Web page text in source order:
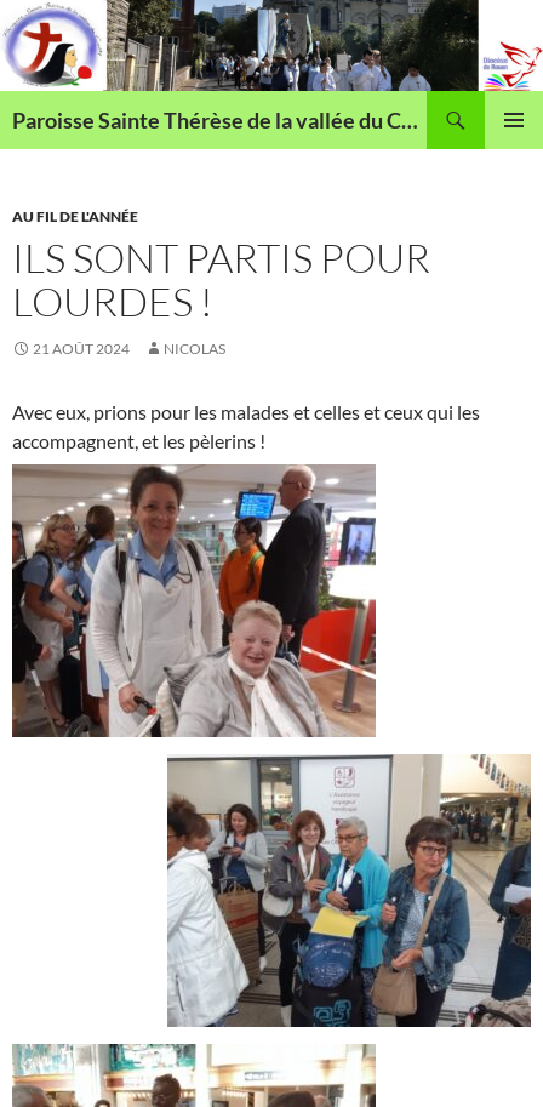
Aller
au
contenu
Paroisse Sainte Thérèse de la vallée du Cailly
AU FIL DE L'ANNÉE
ILS SONT PARTIS POUR
LOURDES !
21 AOÛT 2024 NICOLAS
Avec eux, prions pour les malades et celles et ceux qui les
accompagnent, et les pèlerins !